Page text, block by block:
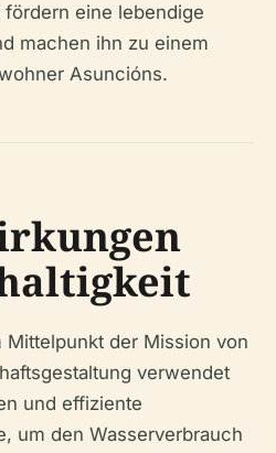
eine lebendige
machen ihn zu einem
Asuncións.
Mittelpunkt der Mission von
verwendet
und effiziente
um den Wasserverbrauch